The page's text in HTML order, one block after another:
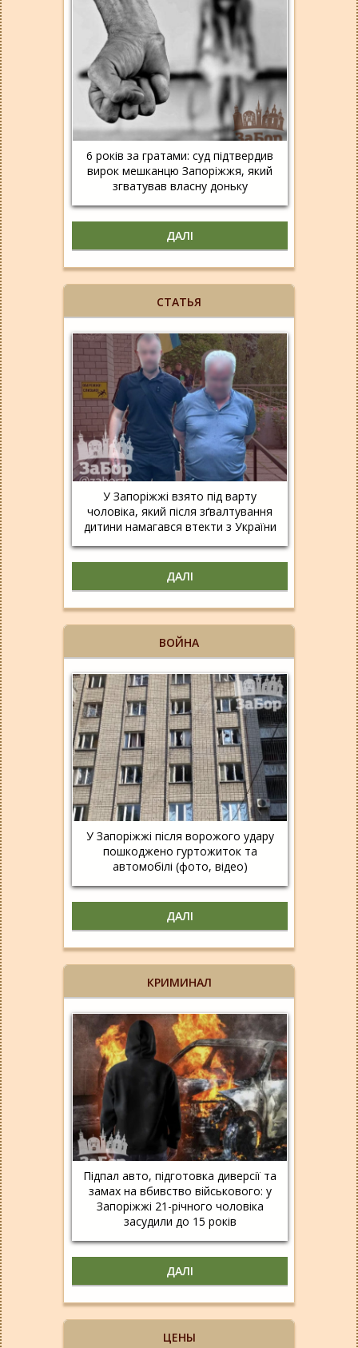
6 років за гратами: суд підтвердив
вирок мешканцю Запоріжжя, який
згватував власну доньку
ДАЛІ
СТАТЬЯ
У Запоріжжі взято під варту
чоловіка, який після зґвалтування
дитини намагався втекти з України
ДАЛІ
ВОЙНА
У Запоріжжі після ворожого удару
пошкоджено гуртожиток та
автомобілі (фото, відео)
ДАЛІ
КРИМИНАЛ
Підпал авто, підготовка диверсії та
замах на вбивство військового: у
Запоріжжі 21-річного чоловіка
засудили до 15 років
ДАЛІ
ЦЕНЫ